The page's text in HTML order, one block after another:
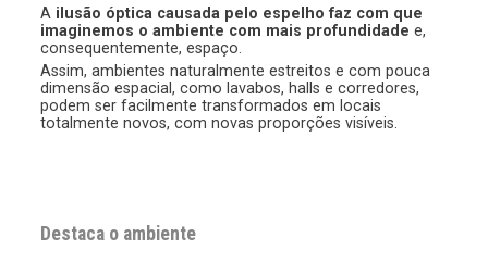
A ilusão óptica causada pelo espelho faz com que
imaginemos o ambiente com mais profundidadee,
consequentemente, espaço.
Assim, ambientes naturalmente estreitos e com pouca
dimensão espacial, como lavabos, halls e corredores,
podem ser facilmente transformados em locais
totalmente novos, com novas proporções visíveis.
Destaca o ambiente